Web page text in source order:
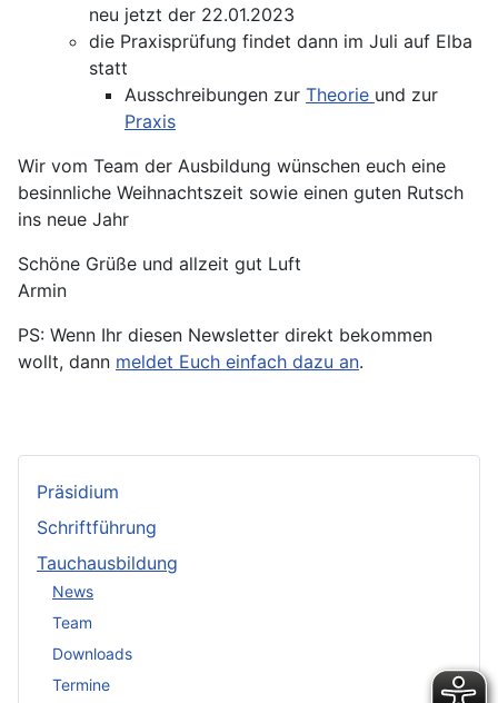
Präsidium
Schriftführung
Tauchausbildung
News
Team
Downloads
Termine
neu jetzt der 22.01.2023
die Praxisprüfung findet dann im Juli auf Elba
statt
Ausschreibungen zur Theorie und zur
Praxis
Wir vom Team der Ausbildung wünschen euch eine
besinnliche Weihnachtszeit sowie einen guten Rutsch
ins neue Jahr
Schöne Grüße und allzeit gut Luft
Armin
PS: Wenn Ihr diesen Newsletter direkt bekommen
wollt, dann meldet Euch einfach dazu an.